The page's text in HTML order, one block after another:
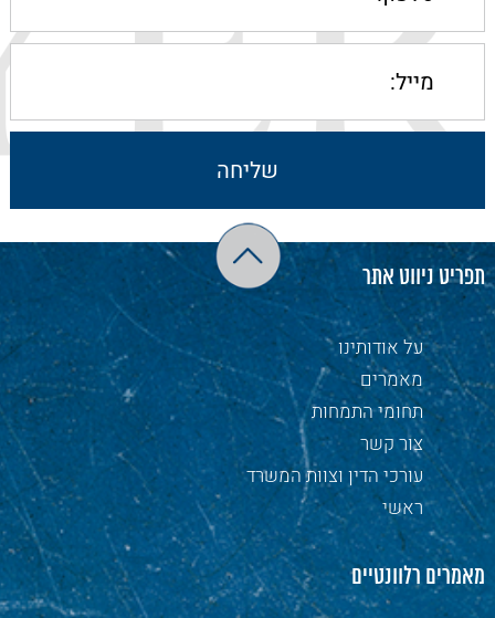
תפריט ניווט אתר
על אודותינו
מאמרים
תחומי התמחות
צור קשר
עורכי הדין וצוות המשרד
ראשי
מאמרים רלוונטיים